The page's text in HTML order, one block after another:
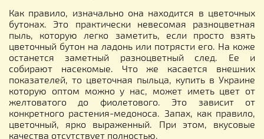
Как правило, изначально она находится в цветочных
бутонах. Это практически невесомая разноцветная
пыль, которую легко заметить, если просто взять
цветочный бутон на ладонь или потрясти его. На коже
останется заметный разноцветный след. Ее и
собирают насекомые. Что же касается внешних
показателей, то цветочная пыльца, купить в Украине
которую оптом можно у нас, может иметь цвет от
желтоватого до фиолетового. Это зависит от
конкретного растения-медоноса. Запах, как правило,
цветочный, ярко выраженный. При этом, вкусовые
качества отсутствует полностью.